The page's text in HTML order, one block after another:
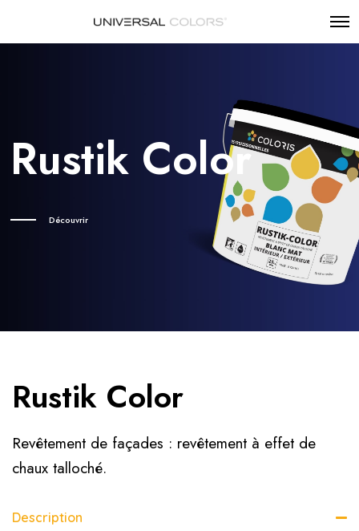
Rustik Color
Découvrir
Rustik Color
Revêtement de façades : revêtement à effet de
chaux talloché.
Description